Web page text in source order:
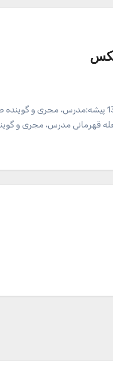
بیوگرافی شعله قهرمانی نام:شعله نام خانوادگی: قهرمانی تولد:1343 پیشه:مدرس،
قهرمانی مدرس، مجری و